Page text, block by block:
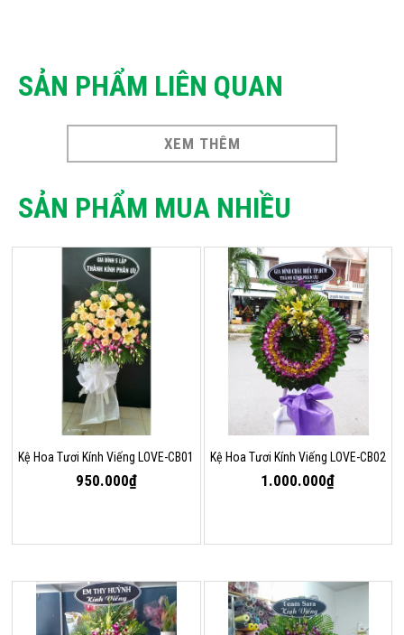
SẢN PHẨM LIÊN QUAN
XEM THÊM
SẢN PHẨM MUA NHIỀU
Kệ Hoa Tươi Kính Viếng LOVE-CB01
950.000₫
Kệ Hoa Tươi Kính Viếng LOVE-CB02
1.000.000₫